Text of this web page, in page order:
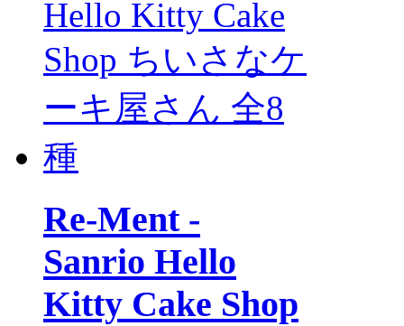
Re-Ment -
Sanrio Hello
Kitty Cake Shop